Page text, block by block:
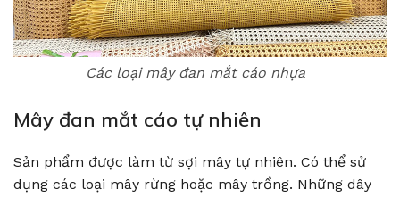
Các loại mây đan mắt cáo nhựa
Mây đan mắt cáo tự nhiên
Sản phẩm được làm từ sợi mây tự nhiên. Có thể sử
dụng các loại mây rừng hoặc mây trồng. Những dây